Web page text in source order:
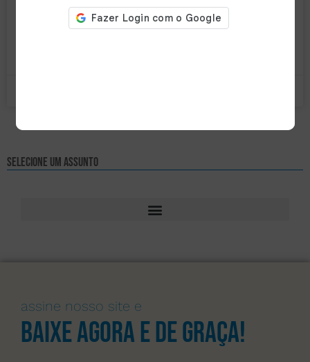
por meio do
Selecione um assunto
assine nosso site e
Baixe agora e de graça!